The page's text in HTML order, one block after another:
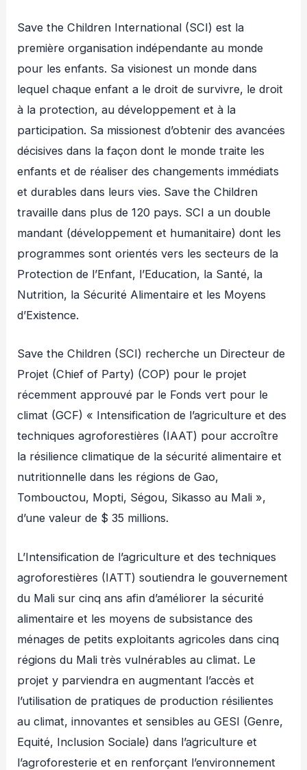
Save the Children International (SCI) est la
première organisation indépendante au monde
pour les enfants. Sa visionest un monde dans
lequel chaque enfant a le droit de survivre, le droit
à la protection, au développement et à la
participation. Sa missionest d’obtenir des avancées
décisives dans la façon dont le monde traite les
enfants et de réaliser des changements immédiats
et durables dans leurs vies. Save the Children
travaille dans plus de 120 pays. SCI a un double
mandant (développement et humanitaire) dont les
programmes sont orientés vers les secteurs de la
Protection de l’Enfant, l’Education, la Santé, la
Nutrition, la Sécurité Alimentaire et les Moyens
d’Existence.
Save the Children (SCI) recherche un Directeur de
Projet (Chief of Party) (COP) pour le projet
récemment approuvé par le Fonds vert pour le
climat (GCF) « Intensification de l’agriculture et des
techniques agroforestières (IAAT) pour accroître
la résilience climatique de la sécurité alimentaire et
nutritionnelle dans les régions de Gao,
Tombouctou, Mopti, Ségou, Sikasso au Mali »,
d’une valeur de $ 35 millions.
L’Intensification de l’agriculture et des techniques
agroforestières (IATT) soutiendra le gouvernement
du Mali sur cinq ans afin d’améliorer la sécurité
alimentaire et les moyens de subsistance des
ménages de petits exploitants agricoles dans cinq
régions du Mali très vulnérables au climat. Le
projet y parviendra en augmentant l’accès et
l’utilisation de pratiques de production résilientes
au climat, innovantes et sensibles au GESI (Genre,
Equité, Inclusion Sociale) dans l’agriculture et
l’agroforesterie et en renforçant l’environnement